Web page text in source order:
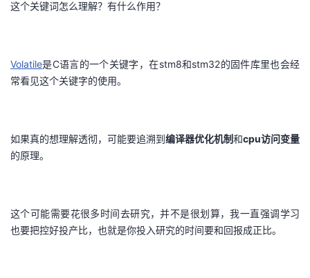
者
的
客
我
论
的
我
发
学
我
Programs
的
持
的
我
这个关键词怎么理解？有什么作用？
Volatile是C语言的一个关键字，在stm8和stm32的固件库里也会经
常看见这个关键字的使用。
如果真的想理解透彻，可能要追溯到编译器优化机制和cpu访问变量
的原理。
这个可能需要花很多时间去研究，并不是很划算，我一直强调学习
也要把控好投产比，也就是你投入研究的时间要和回报成正比。